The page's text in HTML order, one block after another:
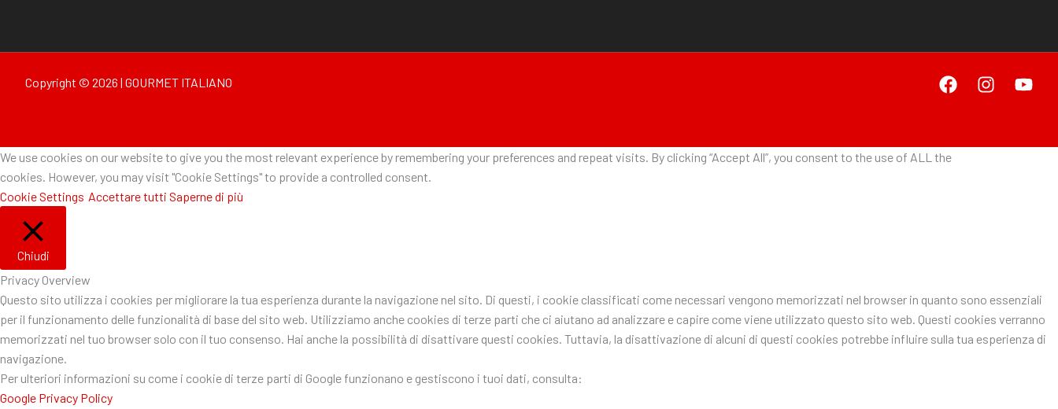
Copyright © 2026 | GOURMET ITALIANO
We use cookies on our website to give you the most relevant experience by remembering your preferences and repeat visits. By clicking “Accept All”, you consent to the use of ALL the
cookies. However, you may visit "Cookie Settings" to provide a controlled consent.
Cookie Settings Accettare tutti Saperne di più
Chiudi
Privacy Overview
Questo sito utilizza i cookies per migliorare la tua esperienza durante la navigazione nel sito. Di questi, i cookie classificati come necessari vengono memorizzati nel browser in quanto sono essenziali
per il funzionamento delle funzionalità di base del sito web. Utilizziamo anche cookies di terze parti che ci aiutano ad analizzare e capire come viene utilizzato questo sito web. Questi cookies verranno
memorizzati nel tuo browser solo con il tuo consenso. Hai anche la possibilità di disattivare questi cookies. Tuttavia, la disattivazione di alcuni di questi cookies potrebbe influire sulla tua esperienza di
navigazione.
Per ulteriori informazioni su come i cookie di terze parti di Google funzionano e gestiscono i tuoi dati, consulta:
Google Privacy Policy